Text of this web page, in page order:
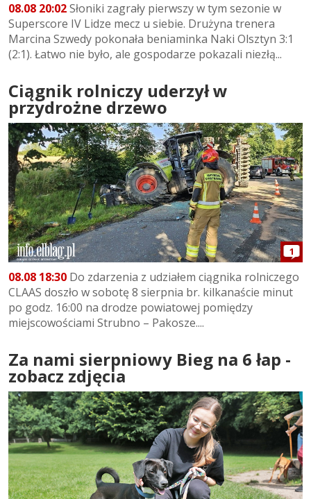
08.08 20:02Słoniki zagrały pierwszy w tym sezonie w
Superscore IV Lidze mecz u siebie. Drużyna trenera
Marcina Szwedy pokonała beniaminka Naki Olsztyn 3:1
(2:1). Łatwo nie było, ale gospodarze pokazali niezłą...
Ciągnik rolniczy uderzył w
przydrożne drzewo
1
08.08 18:30 Do zdarzenia z udziałem ciągnika rolniczego
CLAAS doszło w sobotę 8 sierpnia br. kilkanaście minut
po godz. 16:00 na drodze powiatowej pomiędzy
miejscowościami Strubno – Pakosze....
Za nami sierpniowy Bieg na 6 łap -
zobacz zdjęcia